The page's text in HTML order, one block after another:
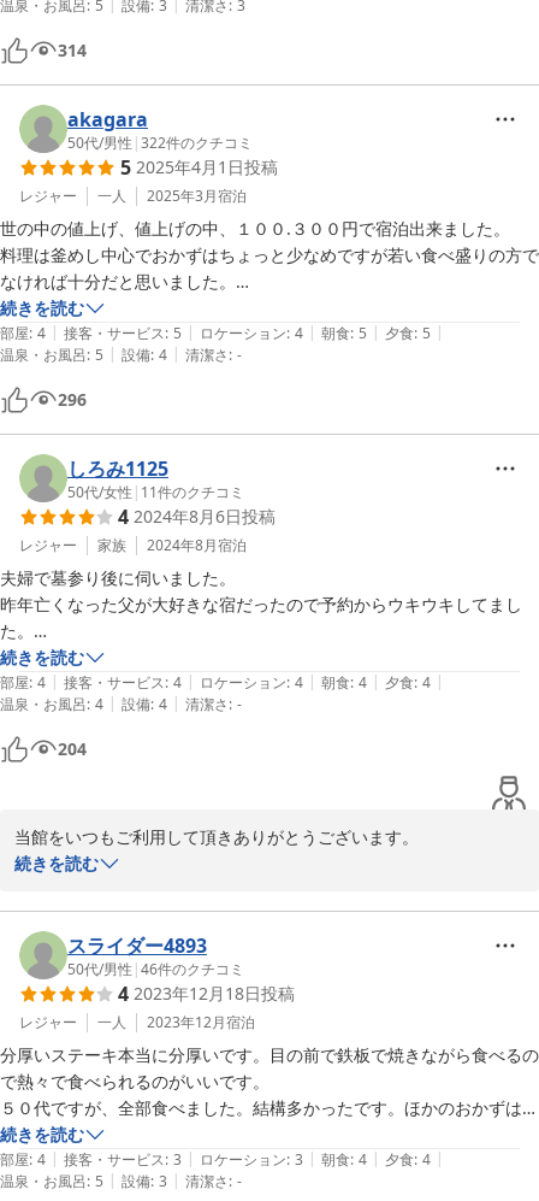
温泉・お風呂: 5 設備: 3 清潔さ: 3
314
akagara
50代/男性 |322件のクチコミ
5 2025年4月1日投稿
レジャー 一人 2025年3月宿泊
世の中の値上げ、値上げの中、１００.３００円で宿泊出来ました。
料理は釜めし中心でおかずはちょっと少なめですが若い食べ盛りの方で
なければ十分だと思いました。
お風呂は茶褐色で石油臭が有り、いかにも成分が濃そうです。茶褐色が
濃いので湯船の段差がわからない位、色が濃いのでご注意ください。
高濃度の温泉なので、張り紙にも、「カップラーメン　お湯を注いで３
分　相間川の温泉　入っても７分　これ以上はのびるだけ」と書いてあ
ります。
続きを読む
部屋: 4 | 接客・サービス: 5 | ロケーション: 4 | 朝食: 5 | 夕食: 5 |
温泉・お風呂: 5 | 設備: 4 | 清潔さ: -
296
しろみ1125
50代/女性 | 11件のクチコミ
4 2024年8月6日投稿
レジャー 家族 2024年8月宿泊
夫婦で墓参り後に伺いました。
昨年亡くなった父が大好きな宿だったので予約からウキウキしてまし
た。
相間川温泉の先日は素晴らしく濃いガツンとしたお湯を楽しめました。
お料理も美味しく大満足で特にぎんひかりの刺身は最高でした。
朝食の白米が美味しく滅多にしないお代わりをしたぐらいです。
宿泊客は私たちを含めて2組だけでゆったりと過ごせました。
スタッフの方も感じよく人情味があって安心できます。
過度なサービスを求めずお湯の良さを味わって自然を感じたい人たちに
はとても合ってると思います。
続きを読む
部屋: 4 | 接客・サービス: 4 | ロケーション: 4 | 朝食: 4 | 夕食: 4 |
温泉・お風呂: 4 | 設備: 4 | 清潔さ: -
204
当館をいつもご利用して頂きありがとうございます。
温泉・料理、気に入って頂き大変うれしく思います。
ます。
2024-09-30
続きを読む
スライダー4893
50代/男性 |46件のクチコミ
4 2023年12月18日投稿
レジャー 一人 2023年12月宿泊
分厚いステーキ本当に分厚いです。目の前で鉄板で焼きながら食べるの
で熱々で食べられるのがいいです。
５０代ですが、全部食べました。結構多かったです。ほかのおかずは若
干きつめ。お腹いっぱいになりました。
部屋が多くないのでお客さんもすくなく、静かに、ゆっくりくつろげま
す。
続きを読む
部屋: 4 | 接客・サービス: 3 | ロケーション: 3 | 朝食: 4 | 夕食: 4 |
温泉・お風呂: 5 | 設備: 3 | 清潔さ: -